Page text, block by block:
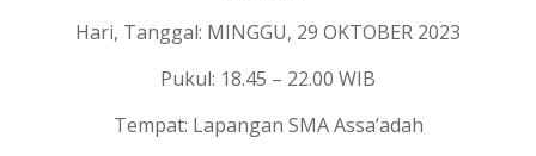
Hari, Tanggal: MINGGU, 29 OKTOBER 2023
Pukul: 18.45 – 22.00 WIB
Tempat: Lapangan SMA Assa’adah